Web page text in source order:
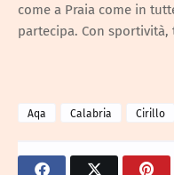
come a Praia come in
partecipa. Con sportività,
Aqa Calabria Cirillo